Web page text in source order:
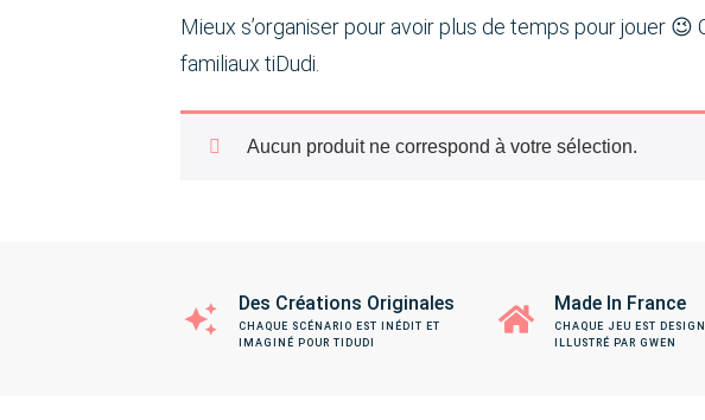
Mieux s’organiser pour avoir plus de temps pour jouer
familiaux tiDudi.
Aucun produit ne correspond à votre sélection.
Des Créations Originales
CHAQUE SCÉNARIO EST INÉDIT ET
IMAGINÉ POUR TIDUDI
Made In France
CHAQUE JEU EST
ILLUSTRÉ PAR GWEN